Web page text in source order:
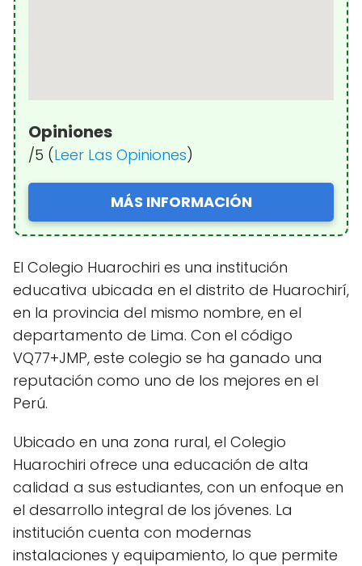
Opiniones
/5 (Leer Las Opiniones)
MÁS INFORMACIÓN
El Colegio Huarochiri es una institución
educativa ubicada en el distrito de Huarochirí,
en la provincia del mismo nombre, en el
departamento de Lima. Con el código
VQ77+JMP, este colegio se ha ganado una
reputación como uno de los mejores en el
Perú.
Ubicado en una zona rural, el Colegio
Huarochiri ofrece una educación de alta
calidad a sus estudiantes, con un enfoque en
el desarrollo integral de los jóvenes. La
institución cuenta con modernas
instalaciones y equipamiento, lo que permite